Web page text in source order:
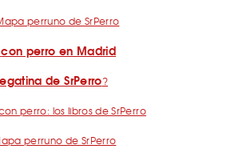
perruno de SrPerro
con perro en Madrid
de SrPerro?
perro: los libros de SrPerro
perruno de SrPerro